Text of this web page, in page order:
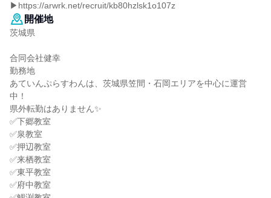
▶https://arwrk.net/recruit/kb80hzlsk1o107z
開催地
茨城県
合同会社健幸
勤務地
あていんぷらすわんは、茨城県笠間・石岡エリアを中心に運営
中！
県外転勤はありません✨
✅下郷教室
✅泉教室
✅押辺教室
✅来栖教室
✅東平教室
✅府中教室